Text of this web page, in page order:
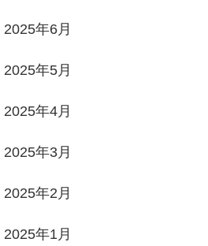
2025年6月
2025年5月
2025年4月
2025年3月
2025年2月
2025年1月